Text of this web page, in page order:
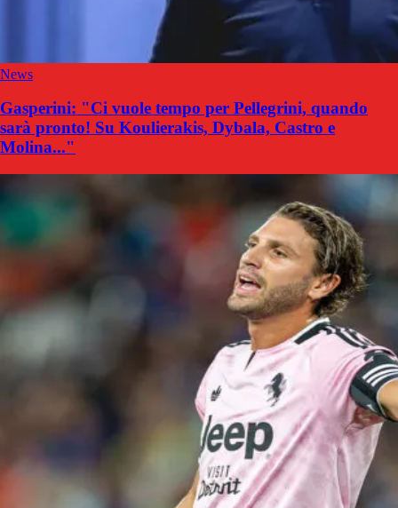
News
Gasperini: "Ci vuole tempo per Pellegrini, quando
sarà pronto! Su Koulierakis, Dybala, Castro e
Molina..."